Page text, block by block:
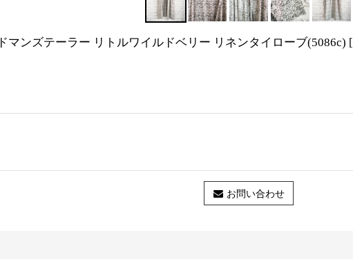
マンズテーラー リトルワイルドベリー リネンタイローブ(5086c) [
お問い合わせ